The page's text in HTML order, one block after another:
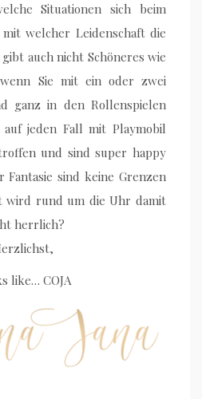
Situationen sich beim
welcher Leidenschaft die
auch nicht Schöneres wie
Sie mit ein oder zwei
ganz in den Rollenspielen
jeden Fall mit Playmobil
und sind super happy
Fantasie sind keine Grenzen
wird rund um die Uhr damit
herrlich?
like… COJA